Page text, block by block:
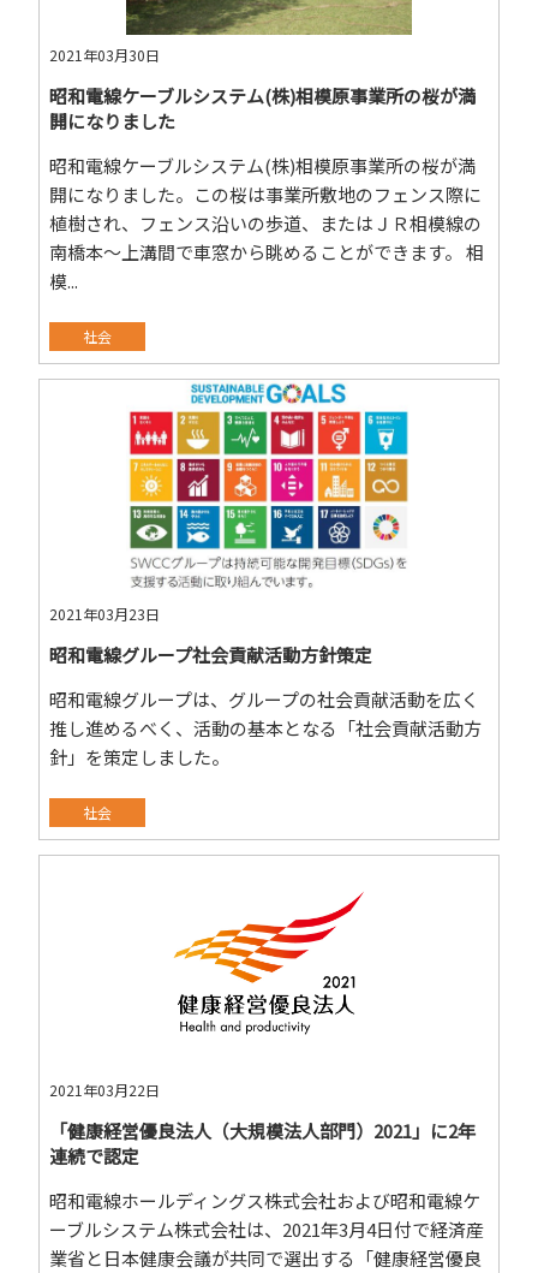
2021年03月30日
昭和電線ケーブルシステム(株)相模原事業所の桜が満
開になりました
昭和電線ケーブルシステム(株)相模原事業所の桜が満
開になりました。この桜は事業所敷地のフェンス際に
植樹され、フェンス沿いの歩道、またはＪＲ相模線の
南橋本～上溝間で車窓から眺めることができます。 相
模...
社会
2021年03月23日
昭和電線グループ社会貢献活動方針策定
昭和電線グループは、グループの社会貢献活動を広く
推し進めるべく、活動の基本となる「社会貢献活動方
針」を策定しました。
社会
2021年03月22日
「健康経営優良法人（大規模法人部門）2021」に2年
連続で認定
昭和電線ホールディングス株式会社および昭和電線ケ
ーブルシステム株式会社は、2021年3月4日付で経済産
業省と日本健康会議が共同で選出する「健康経営優良